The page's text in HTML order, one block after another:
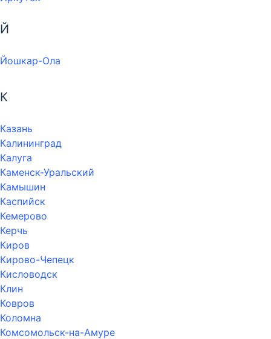
Й
Йошкар-Ола
К
Казань
Калининград
Калуга
Каменск-Уральский
Камышин
Каспийск
Кемерово
Керчь
Киров
Кирово-Чепецк
Кисловодск
Клин
Ковров
Коломна
Комсомольск-на-Амуре